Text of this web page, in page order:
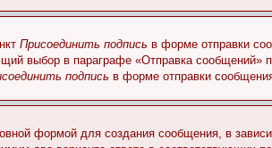
Присоединить подпись в форме отправки
выбор в параграфе «Отправка сообщений»
подпись в форме отправки
формой для создания сообщения, в